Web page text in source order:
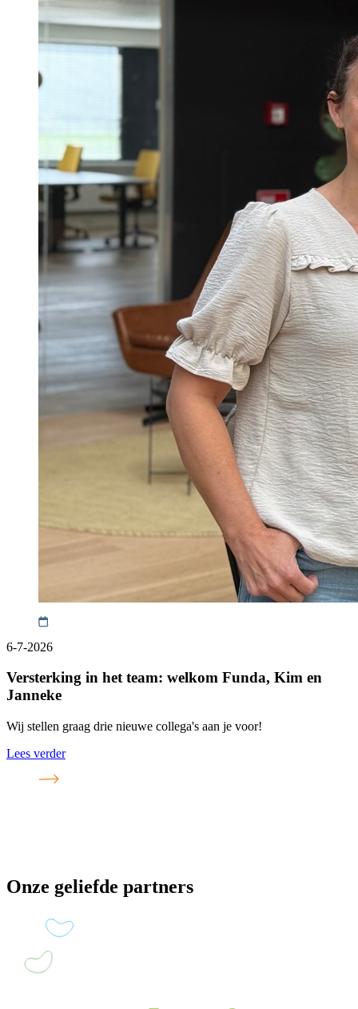
6-7-2026
Versterking in het team: welkom Funda, Kim en
Janneke
Wij stellen graag drie nieuwe collega's aan je voor!
Lees verder
Onze geliefde partners